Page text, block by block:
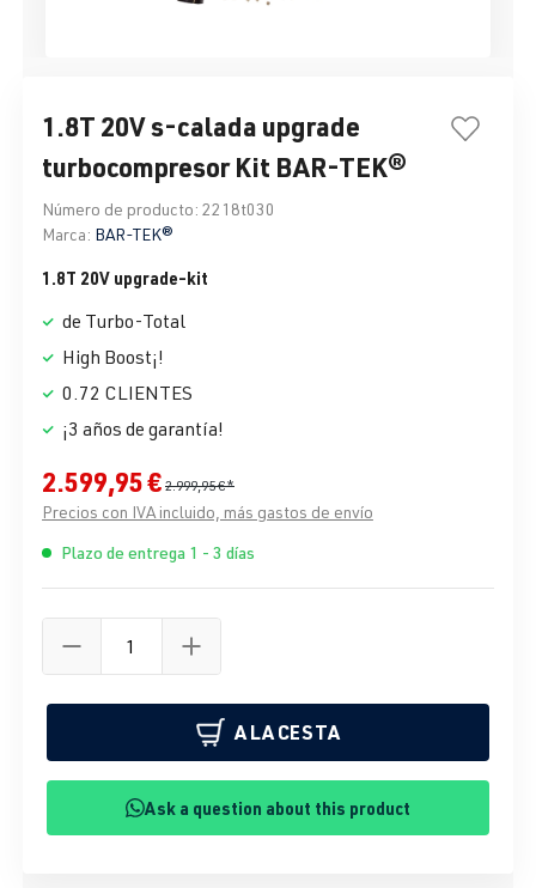
1.8T 20V s-calada upgrade
turbocompresor Kit BAR-TEK®
Número de producto: 2218t030
Marca: BAR-TEK®
1.8T 20V upgrade-kit
de Turbo-Total
High Boost¡!
0.72 CLIENTES
¡3 años de garantía!
2.599,95 € 2.999,95 €*
Precios con IVA incluido, más gastos de envío
Plazo de entrega 1 - 3 días
A LA CESTA
Ask a question about this product